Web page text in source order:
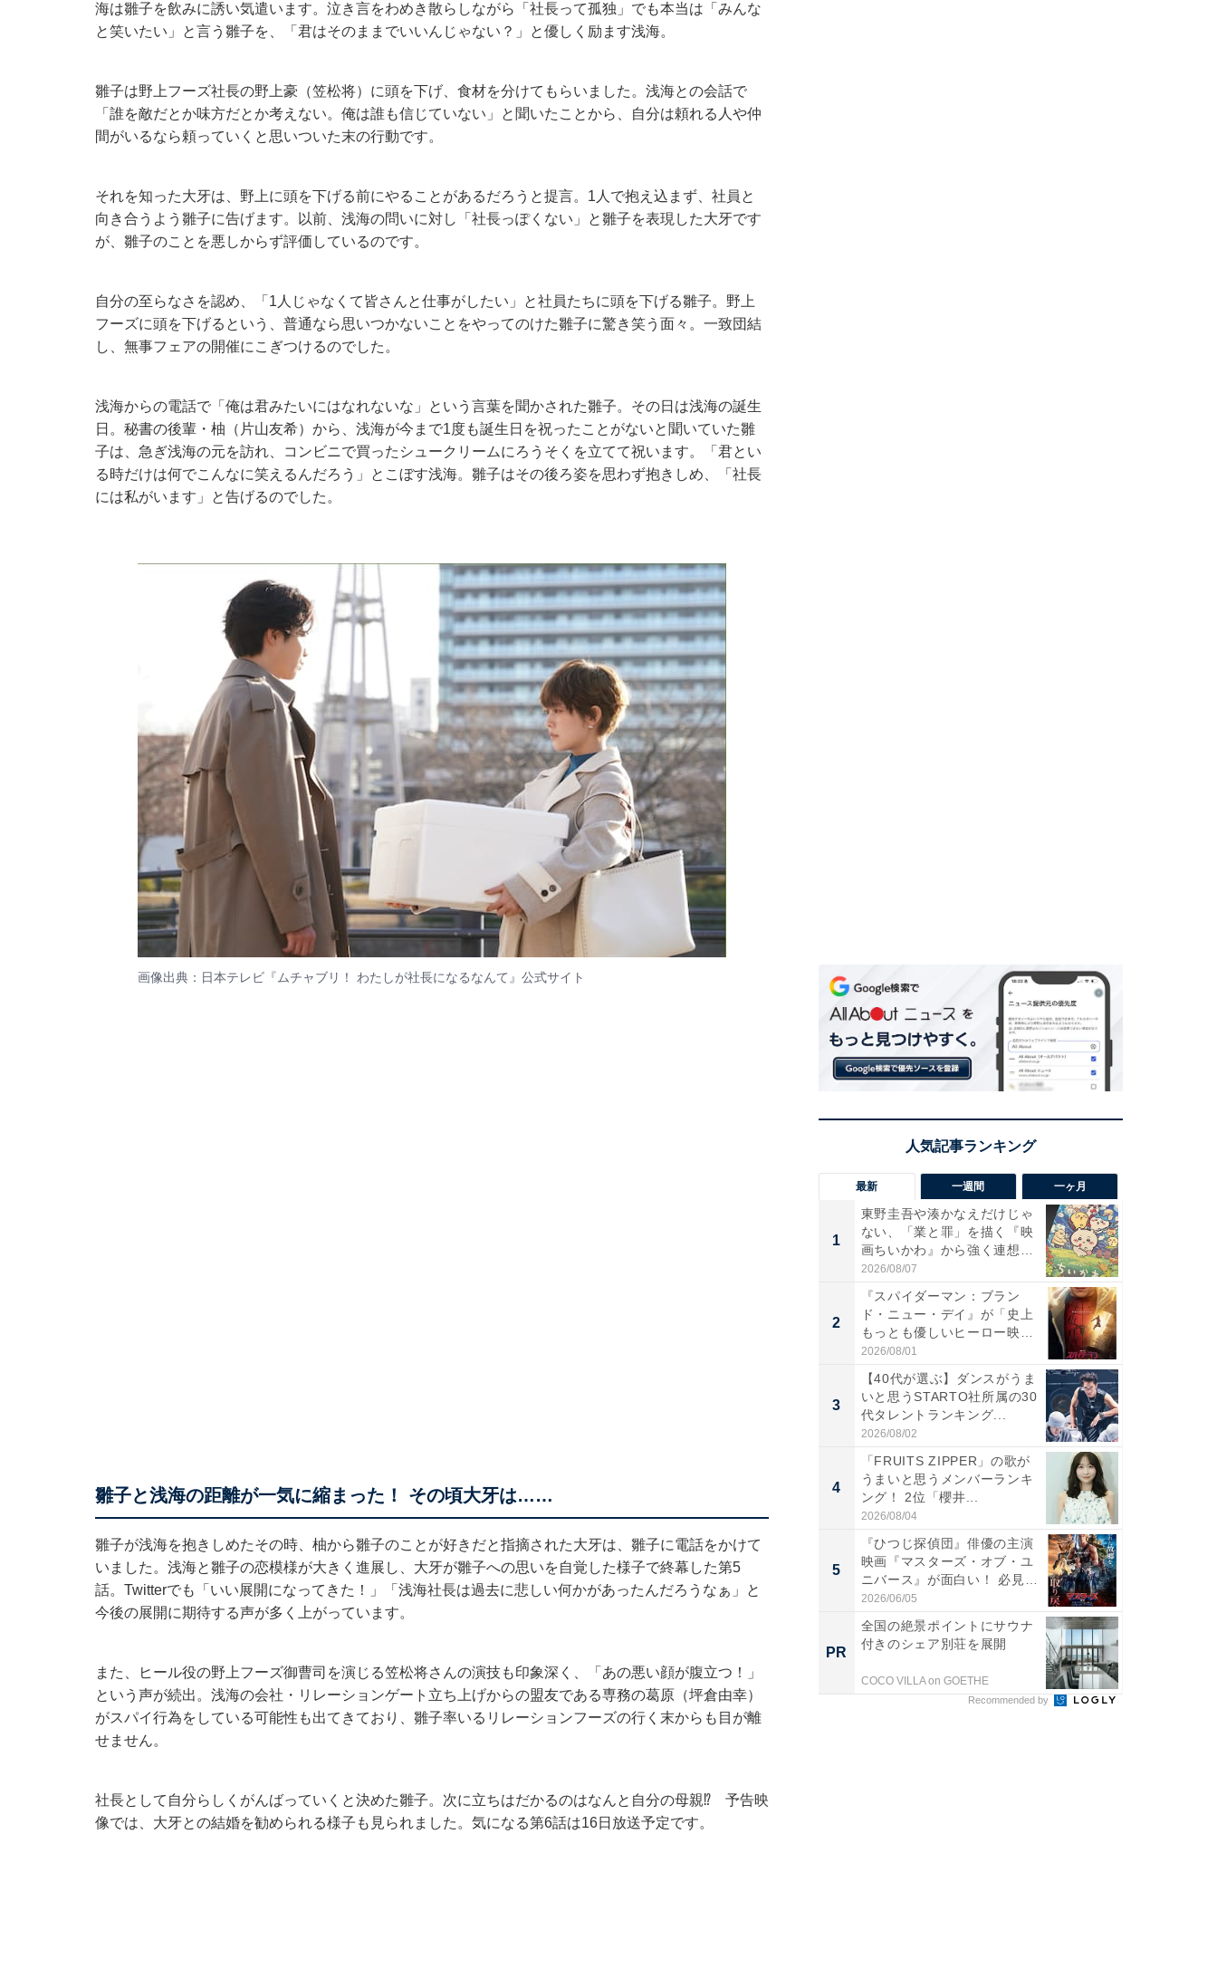
海は雛子を飲みに誘い気遣います。泣き言をわめき散らしながら「社長って孤独」でも本当は「みんな
と笑いたい」と言う雛子を、「君はそのままでいいんじゃない？」と優しく励ます浅海。
雛子は野上フーズ社長の野上豪（笠松将）に頭を下げ、食材を分けてもらいました。浅海との会話で
「誰を敵だとか味方だとか考えない。俺は誰も信じていない」と聞いたことから、自分は頼れる人や仲
間がいるなら頼っていくと思いついた末の行動です。
それを知った大牙は、野上に頭を下げる前にやることがあるだろうと提言。1人で抱え込まず、社員と
向き合うよう雛子に告げます。以前、浅海の問いに対し「社長っぽくない」と雛子を表現した大牙です
が、雛子のことを悪しからず評価しているのです。
自分の至らなさを認め、「1人じゃなくて皆さんと仕事がしたい」と社員たちに頭を下げる雛子。野上
フーズに頭を下げるという、普通なら思いつかないことをやってのけた雛子に驚き笑う面々。一致団結
し、無事フェアの開催にこぎつけるのでした。
浅海からの電話で「俺は君みたいにはなれないな」という言葉を聞かされた雛子。その日は浅海の誕生
日。秘書の後輩・柚（片山友希）から、浅海が今まで1度も誕生日を祝ったことがないと聞いていた雛
子は、急ぎ浅海の元を訪れ、コンビニで買ったシュークリームにろうそくを立てて祝います。「君とい
る時だけは何でこんなに笑えるんだろう」とこぼす浅海。雛子はその後ろ姿を思わず抱きしめ、「社長
には私がいます」と告げるのでした。
画像出典：日本テレビ『ムチャブリ！ わたしが社長になるなんて』 公式サイト
雛子と浅海の距離が一気に縮まった！ その頃大牙は……
雛子が浅海を抱きしめたその時、柚から雛子のことが好きだと指摘された大牙は、雛子に電話をかけて
いました。浅海と雛子の恋模様が大きく進展し、大牙が雛子への思いを自覚した様子で終幕した第5
話。Twitterでも「いい展開になってきた！」「浅海社長は過去に悲しい何かがあったんだろうなぁ」と
今後の展開に期待する声が多く上がっています。
また、ヒール役の野上フーズ御曹司を演じる笠松将さんの演技も印象深く、「あの悪い顔が腹立つ！」
という声が続出。浅海の会社・リレーションゲート立ち上げからの盟友である専務の葛原（坪倉由幸）
がスパイ行為をしている可能性も出てきており、雛子率いるリレーションフーズの行く末からも目が離
せません。
社長として自分らしくがんばっていくと決めた雛子。次に立ちはだかるのはなんと自分の母親⁉ 予告映
像では、大牙との結婚を勧められる様子も見られました。気になる第6話は16日放送予定です。
最新 一週間 一ヶ月
1
東野圭吾や湊かなえだけじゃ
ない、「業と罪」を描く『映
画ちいかわ』から強く連想し
た...
2026/08/07
2
『スパイダーマン：ブラン
ド・ニュー・デイ』が「史上
もっとも優しいヒーロー映
画」に...
2026/08/01
3
【40代が選ぶ】ダンスがうま
いと思うSTARTO社所属の30
代タレントランキング...
2026/08/02
4
「FRUITS ZIPPER」の歌が
うまいと思うメンバーランキ
ング！ 2位「櫻井...
2026/08/04
5
『ひつじ探偵団』俳優の主演
映画『マスターズ・オブ・ユ
ニバース』が面白い！ 必見
で...
2026/06/05
PR
全国の絶景ポイントにサウナ
付きのシェア別荘を展開
COCO VILLA on GOETHE
Recommended by